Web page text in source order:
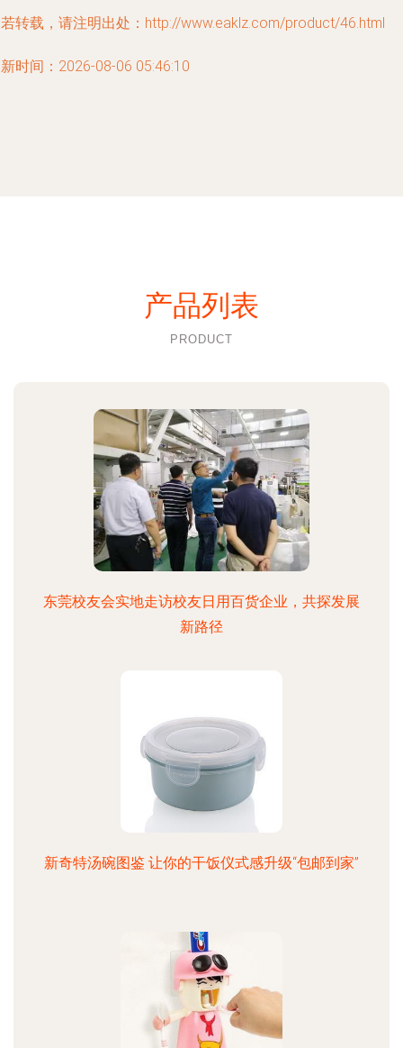
转载，请注明出处：http://www.eaklz.com/product/46.html
时间：2026-08-06 05:46:10
产品列表
PRODUCT
东莞校友会实地走访校友日用百货企业，共探发展
新路径
新奇特汤碗图鉴 让你的干饭仪式感升级“包邮到家”